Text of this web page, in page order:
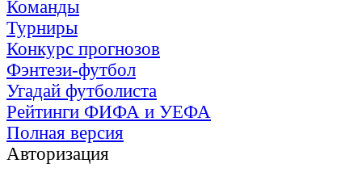
Команды
Турниры
Конкурс прогнозов
Фэнтези-футбол
Угадай футболиста
Рейтинги ФИФА и УЕФА
Полная версия
Авторизация